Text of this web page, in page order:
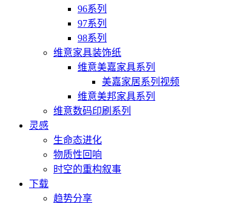
96系列
97系列
98系列
维意家具装饰纸
维意美嘉家具系列
美嘉家居系列视频
维意美邦家具系列
维意数码印刷系列
灵感
生命态进化
物质性回响
时空的重构叙事
下载
趋势分享